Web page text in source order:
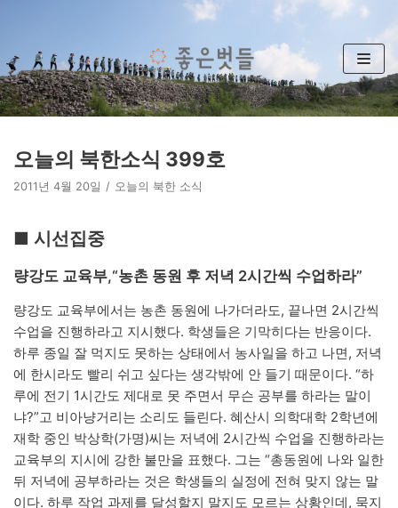
츠
로
건
뛰
기
오늘의 북한소식 399호
2011년 4월 20일 오늘의 북한 소식
■ 시선집중
량강도 교육부,“농촌 동원 후 저녁 2시간씩 수업하라”
량강도 교육부에서는 농촌 동원에 나가더라도, 끝나면 2시간씩
수업을 진행하라고 지시했다. 학생들은 기막히다는 반응이다.
하루 종일 잘 먹지도 못하는 상태에서 농사일을 하고 나면, 저녁
에 한시라도 빨리 쉬고 싶다는 생각밖에 안 들기 때문이다. “하
루에 전기 1시간도 제대로 못 주면서 무슨 공부를 하라는 말이
냐?”고 비아냥거리는 소리도 들린다. 혜산시 의학대학 2학년에
재학 중인 박상학(가명)씨는 저녁에 2시간씩 수업을 진행하라는
교육부의 지시에 강한 불만을 표했다. 그는 “총동원에 나와 일한
뒤 저녁에 공부하라는 것은 학생들의 실정에 전혀 맞지 않는 말
이다. 하루 작업 과제를 달성할지 말지도 모르는 상황인데, 묵지